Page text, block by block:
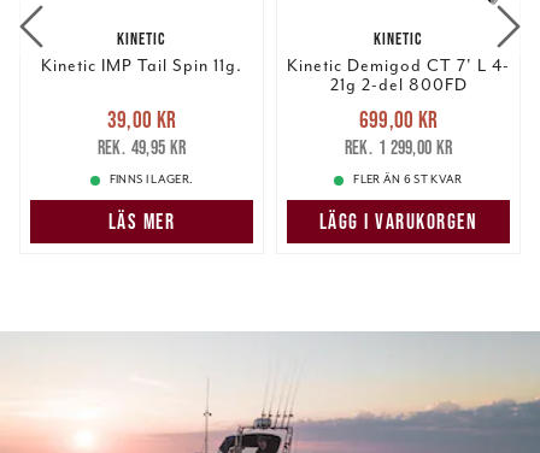
KINETIC
Kinetic IMP Tail Spin 11g.
Nuvarande pris
39,00 krTidigare pris
49,95 kr
39,00 kr
49,95 kr
FINNS I LAGER.
LÄS MER
KINETIC
Kinetic Demigod CT 7' L 4-
21g 2-del 800FD
Nuvarande pris
699,00 krTidigare pris
1 299,00 kr
699,00 kr
1 299,00 kr
FLER ÄN 6 ST KVAR
LÄGG I VARUKORGEN